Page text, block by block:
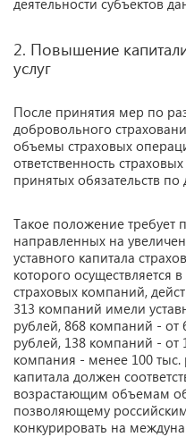
деятельности субъектов
2. Повышение
услуг
После принятия мер по
добровольного
объемы страховых
ответственность
принятых обязательств
Такое положение требует
направленных на
уставного капитала
которого
страховых компаний,
313 компаний имели
рублей, 868 компаний - от
рублей, 138 компаний - от
компания - менее 100 тыс.
капитала должен
возрастающим объемам
позволяющему
конкурировать на